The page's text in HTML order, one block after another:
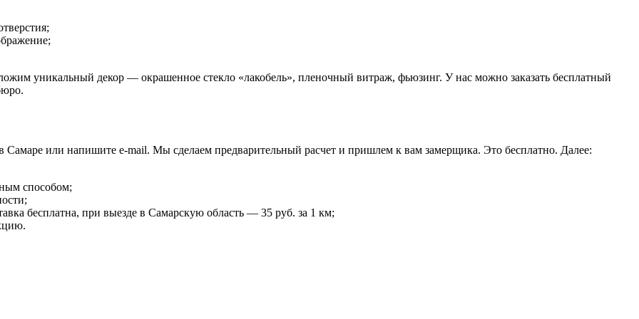
уникальный декор — окрашенное стекло «лакобель», пленочный витраж, фьюзинг. У нас можно заказать бесплатный
Самаре или напишите e-mail. Мы сделаем предварительный расчет и пришлем к вам замерщика. Это бесплатно. Далее:
способом;
бесплатна, при выезде в Самарскую область — 35 руб. за 1 км;